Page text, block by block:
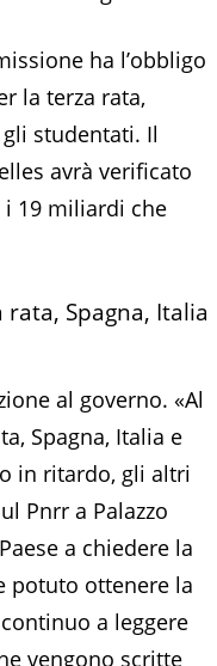
ha l’obbligo
la terza rata,
studentati. Il
avrà verificato
i 19 miliardi che
Spagna, Italia
al governo. «Al
Spagna, Italia e
in ritardo, gli altri
Pnrr a Palazzo
a chiedere la
potuto ottenere la
a leggere
vengono scritte